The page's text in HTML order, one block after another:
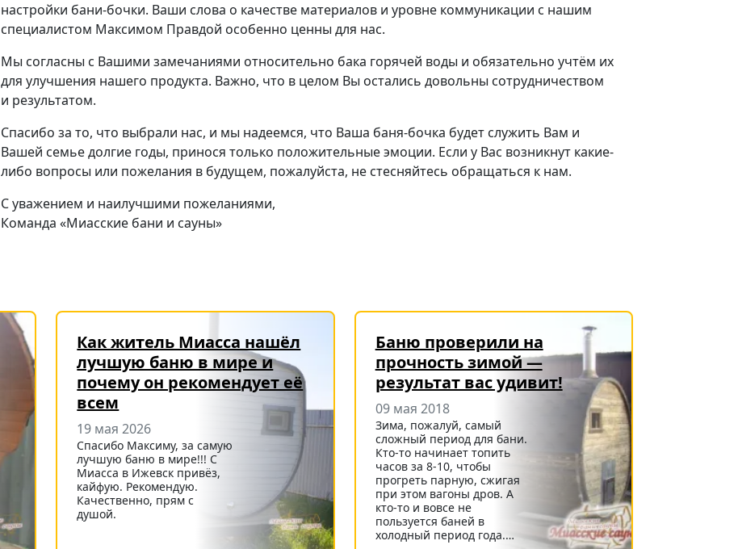
настройки бани-бочки. Ваши слова о качестве материалов и уровне коммуникации с нашим
специалистом Максимом Правдой особенно ценны для нас.
Мы согласны с Вашими замечаниями относительно бака горячей воды и обязательно учтём их
для улучшения нашего продукта. Важно, что в целом Вы остались довольны сотрудничеством
и результатом.
Спасибо за то, что выбрали нас, и мы надеемся, что Ваша баня-бочка будет служить Вам и
Вашей семье долгие годы, принося только положительные эмоции. Если у Вас возникнут какие-
либо вопросы или пожелания в будущем, пожалуйста, не стесняйтесь обращаться к нам.
С уважением и наилучшими пожеланиями,
Команда «Миасские бани и сауны»
Как житель Миасса нашёл
лучшую баню в мире и
почему он рекомендует её
всем
19 мая 2026
Спасибо Максиму, за самую
лучшую баню в мире!!! С
Миасса в Ижевск привёз,
кайфую. Рекомендую.
Качественно, прям с
душой.
Баню проверили на
прочность зимой —
результат вас удивит!
09 мая 2018
Зима, пожалуй, самый
сложный период для бани.
Кто-то начинает топить
часов за 8-10, чтобы
прогреть парную, сжигая
при этом вагоны дров. А
кто-то и вовсе не
пользуется баней в
холодный период года.…